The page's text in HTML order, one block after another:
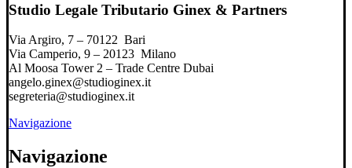
Studio Legale Tributario Ginex & Partners
Via Argiro, 7 – 70122 Bari
Via Camperio, 9 – 20123 Milano
Al Moosa Tower 2 – Trade Centre Dubai
angelo.ginex@studioginex.it
segreteria@studioginex.it
Navigazione
Navigazione